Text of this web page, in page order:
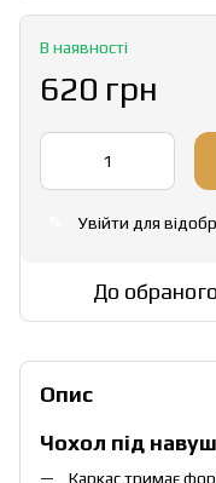
В наявності
620 грн
Увійти для
До обраного
Опис
Чохол під
Каркас тримає